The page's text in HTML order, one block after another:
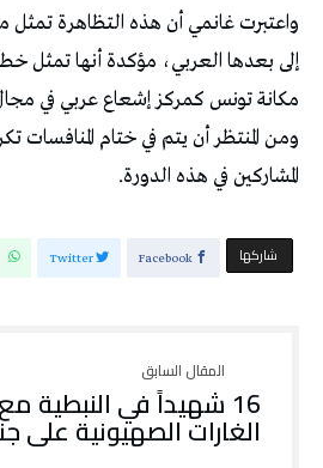
واعتبرت غانمي أن هذه التظاهرة
إلى بعدها العربي، مؤكدة أنها تمثل
مكانة تونس كمركز إشعاع عربي في
ومن المنتظر أن يتم في ختام المنافسات
المشاركين في هذه الدورة.
‫‫ شاركها‬ Facebook
Twitter
16 شهيداً في النبطية
الغارات الصهيونية على